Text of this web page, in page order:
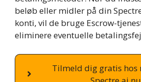
beløb eller midler på din
konti, vil de bruge Escrow-
eliminere eventuelle
Tilmeld dig gratis